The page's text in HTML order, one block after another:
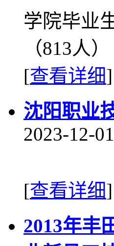
学院毕业
（813人）
[查看详细]
沈阳职业
2023-12-01
[查看详细]
2013年丰